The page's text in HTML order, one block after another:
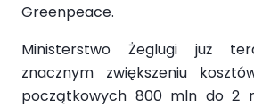
Greenpeace.
Ministerstwo Żeglugi już
znacznym zwiększeniu
początkowych 800 mln do 2